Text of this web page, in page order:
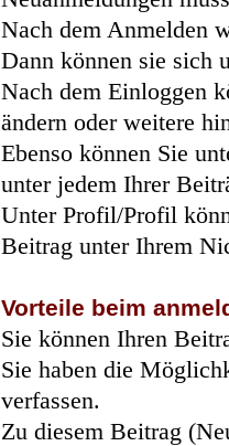
Nach dem Anmelden
Dann können sie sich
Nach dem Einloggen
ändern oder weitere
Ebenso können Sie
unter jedem Ihrer
Unter Profil/Profil
Beitrag unter Ihrem
Vorteile beim
Sie können Ihren
Sie haben die
verfassen.
Zu diesem Beitrag